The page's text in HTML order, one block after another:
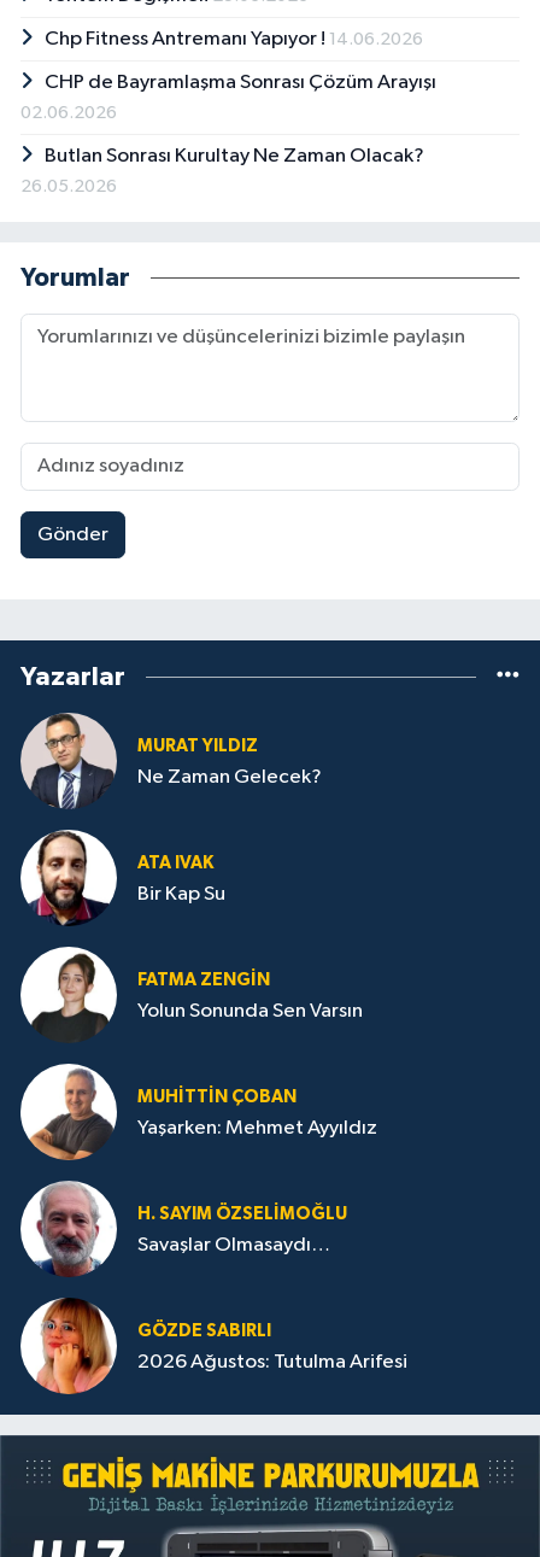
Chp Fitness Antremanı Yapıyor ! 14.06.2026
CHP de Bayramlaşma Sonrası Çözüm Arayışı
02.06.2026
Butlan Sonrası Kurultay Ne Zaman Olacak?
26.05.2026
Yorumlar
Gönder
Yazarlar
MURAT YILDIZ
Ne Zaman Gelecek?
ATA IVAK
Bir Kap Su
FATMA ZENGIN
Yolun Sonunda Sen Varsın
MUHITTIN ÇOBAN
Yaşarken: Mehmet Ayyıldız
H. SAYIM ÖZSELİMOĞLU
Savaşlar Olmasaydı…
GÖZDE SABIRLI
2026 Ağustos: Tutulma Arifesi